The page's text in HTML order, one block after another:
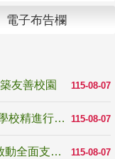
電子布告欄
115-08-07
友善校園
115-08-07
強化學習歷程檔案推動效能 國教署攜手學校精進行政與教學支持
115-08-07
迎接115學年度新進教師加入教育現場 啟動全面支持陪伴